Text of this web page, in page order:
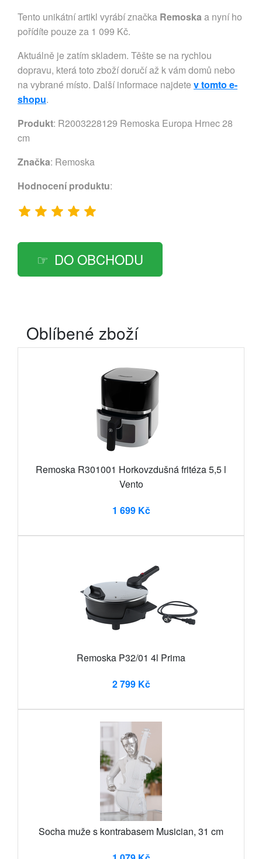
Tento unikátní artikl vyrábí značka Remoska a nyní ho
pořídíte pouze za 1 099 Kč.
Aktuálně je zatím skladem. Těšte se na rychlou
dopravu, která toto zboží doručí až k vám domů nebo
na vybrané místo. Další informace najdete v tomto e-
shopu.
Produkt: R2003228129 Remoska Europa Hrnec 28
cm
Značka: Remoska
Hodnocení produktu:
DO OBCHODU
Oblíbené zboží
Remoska R301001 Horkovzdušná fritéza 5,5 l
Vento
1 699 Kč
Remoska P32/01 4l Prima
2 799 Kč
Socha muže s kontrabasem Musician, 31 cm